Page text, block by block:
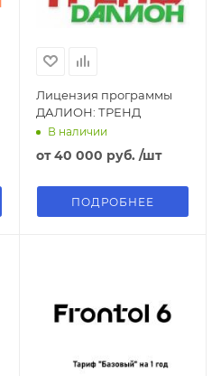
Лицензия программы
ДАЛИОН: ТРЕНД
В наличии
от40 000 руб. /шт
ПОДРОБНЕЕ